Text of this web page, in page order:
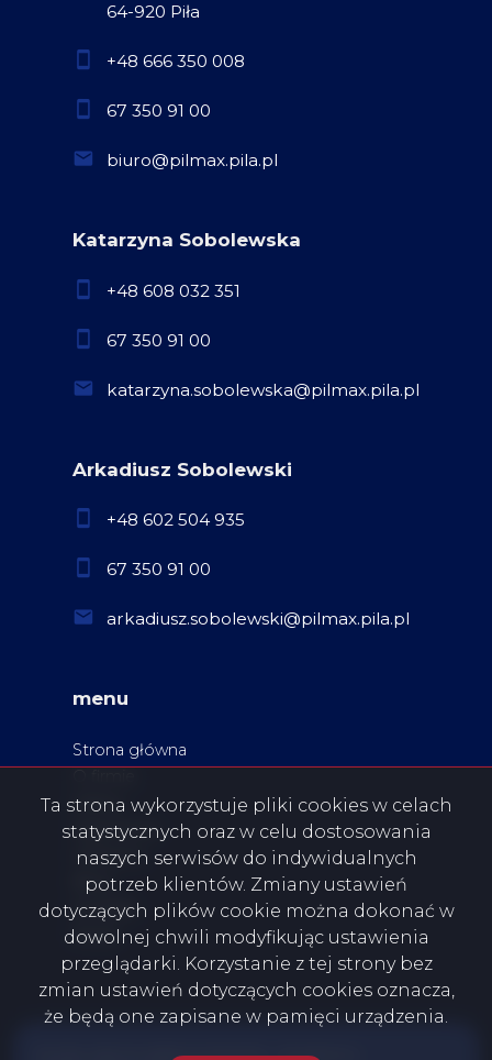
64-920 Piła
+48 666 350 008
67 350 91 00
biuro@pilmax.pila.pl
Katarzyna Sobolewska
+48 608 032 351
67 350 91 00
katarzyna.sobolewska@pilmax.pila.pl
Arkadiusz Sobolewski
+48 602 504 935
67 350 91 00
arkadiusz.sobolewski@pilmax.pila.pl
menu
Strona główna
Oferty
Zgłoszenia
Ulubione
Blog
Kontakt
Rodo
PILSKA GIEŁDA NIERUCHOMOŚCI - PILMAX K.A.
Ta strona wykorzystuje pliki cookies w celach
statystycznych oraz w celu dostosowania
naszych serwisów do indywidualnych
potrzeb klientów. Zmiany ustawień
dotyczących plików cookie można dokonać w
dowolnej chwili modyfikując ustawienia
przeglądarki. Korzystanie z tej strony bez
zmian ustawień dotyczących cookies oznacza,
że będą one zapisane w pamięci urządzenia.